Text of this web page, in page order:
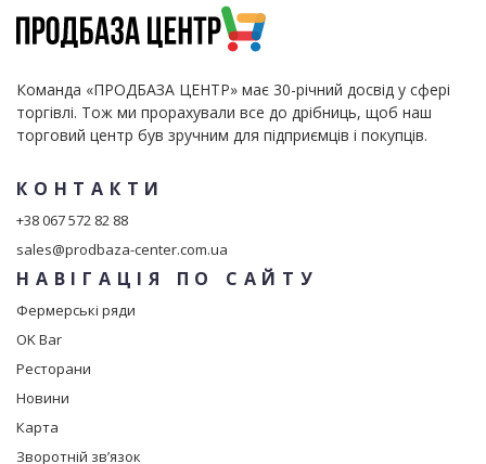
Команда «ПРОДБАЗА ЦЕНТР» має 30-річний досвід у сфері
торгівлі. Тож ми прорахували все до дрібниць, щоб наш
торговий центр був зручним для підприємців і покупців.
КОНТАКТИ
+38 067 572 82 88
sales@prodbaza-center.com.ua
НАВІГАЦІЯ ПО САЙТУ
Фермерські ряди
OK Bar
Ресторани
Новини
Карта
Зворотній зв’язок